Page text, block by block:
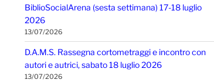
BiblioSocialArena (sesta settimana) 17-18 luglio
2026
13/07/2026
D.A.M.S. Rassegna cortometraggi e incontro con
autori e autrici, sabato 18 luglio 2026
13/07/2026